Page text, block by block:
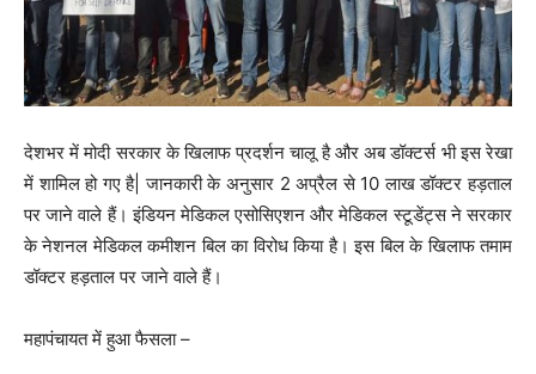
देशभर में मोदी सरकार के खिलाफ प्रदर्शन चालू है और अब डॉक्टर्स भी इस रेखा
में शामिल हो गए है| जानकारी के अनुसार 2 अप्रैल से 10 लाख डॉक्टर हड़ताल
पर जाने वाले हैं। इंडियन मेडिकल एसोसिएशन और मेडिकल स्टूडेंट्स ने सरकार
के नेशनल मेडिकल कमीशन बिल का विरोध किया है। इस बिल के खिलाफ तमाम
डॉक्टर हड़ताल पर जाने वाले हैं।
महापंचायत में हुआ फैसला –